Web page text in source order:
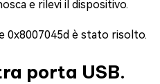
e rilevi il dispositivo.
0x8007045d è stato risolto.
porta USB.